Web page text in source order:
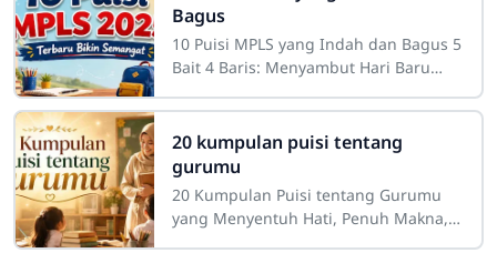
Bagus
10 Puisi MPLS yang Indah dan Bagus 5
Bait 4 Baris: Menyambut Hari Baru
Sdn4cirahab.sch.id - Masa Pengenalan
Lingkungan
20 kumpulan puisi tentang
gurumu
20 Kumpulan Puisi tentang Gurumu
yang Menyentuh Hati, Penuh Makna,